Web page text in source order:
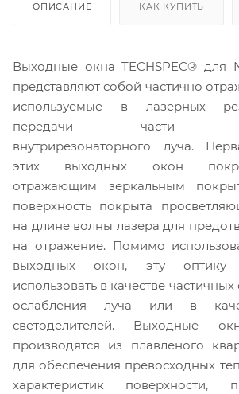
ОПИСАНИЕ КАК КУПИТЬ
Выходные окна TECHSPEC® для
представляют собой частично
используемые в лазерных
передачи части
внутрирезонаторного луча.
этих выходных окон
отражающим зеркальным
поверхность покрыта
на длине волны лазера для
на отражение. Помимо
выходных окон, эту
использовать в качестве
ослабления луча или в
светоделителей. Выходные
производятся из плавленого
для обеспечения превосходных
характеристик поверхности,